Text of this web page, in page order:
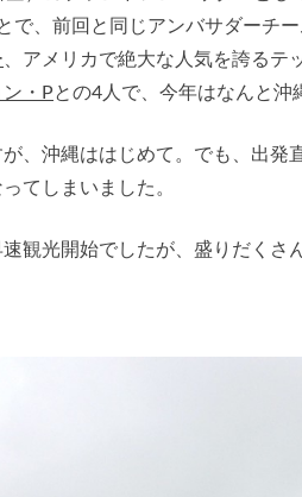
で、前回と同じアンバサダーチ
、アメリカで絶大な人気を誇るテ
ン・Pとの4人で、今年はなんと沖
、沖縄ははじめて。でも、出
てしまいました。
観光開始でしたが、盛りだくさ